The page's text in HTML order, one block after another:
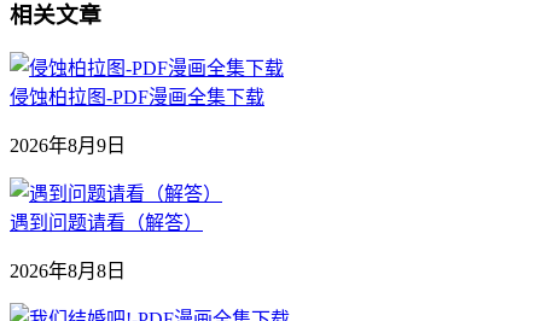
相关文章
侵蚀柏拉图-PDF漫画全集下载
2026年8月9日
遇到问题请看（解答）
2026年8月8日